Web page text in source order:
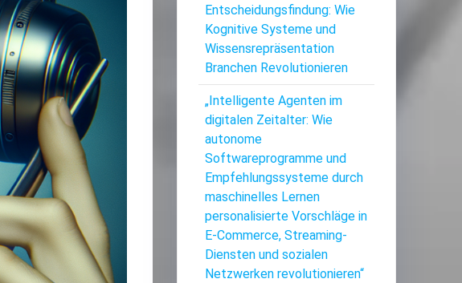
Entscheidungsfindung: Wie
Kognitive Systeme und
Wissensrepräsentation
Branchen Revolutionieren
„Intelligente Agenten im
digitalen Zeitalter: Wie
autonome
Softwareprogramme und
Empfehlungssysteme durch
maschinelles Lernen
personalisierte Vorschläge in
E-Commerce, Streaming-
Diensten und sozialen
Netzwerken revolutionieren“